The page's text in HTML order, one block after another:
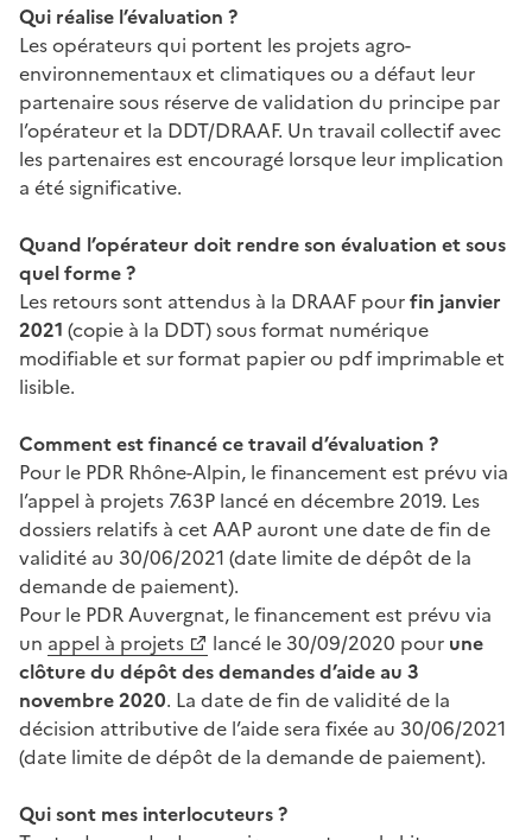
Qui réalise l’évaluation ?
Les opérateurs qui portent les projets agro-
environnementaux et climatiques ou a défaut leur
partenaire sous réserve de validation du principe par
l’opérateur et la DDT/DRAAF. Un travail collectif avec
les partenaires est encouragé lorsque leur implication
a été significative.
Quand l’opérateur doit rendre son évaluation et sous
quel forme ?
Les retours sont attendus à la DRAAF pourfin janvier
2021 (copie à la DDT) sous format numérique
modifiable et sur format papier ou pdf imprimable et
lisible.
Comment est financé ce travail d’évaluation ?
Pour le PDR Rhône-Alpin, le financement est prévu via
l’appel à projets 7.63P lancé en décembre 2019. Les
dossiers relatifs à cet AAP auront une date de fin de
validité au 30/06/2021 (date limite de dépôt de la
demande de paiement).
Pour le PDR Auvergnat, le financement est prévu via
un appel à projets lancé le 30/09/2020 pour une
clôture du dépôt des demandes d’aide au 3
novembre 2020. La date de fin de validité de la
décision attributive de l’aide sera fixée au 30/06/2021
(date limite de dépôt de la demande de paiement).
Qui sont mes interlocuteurs ?